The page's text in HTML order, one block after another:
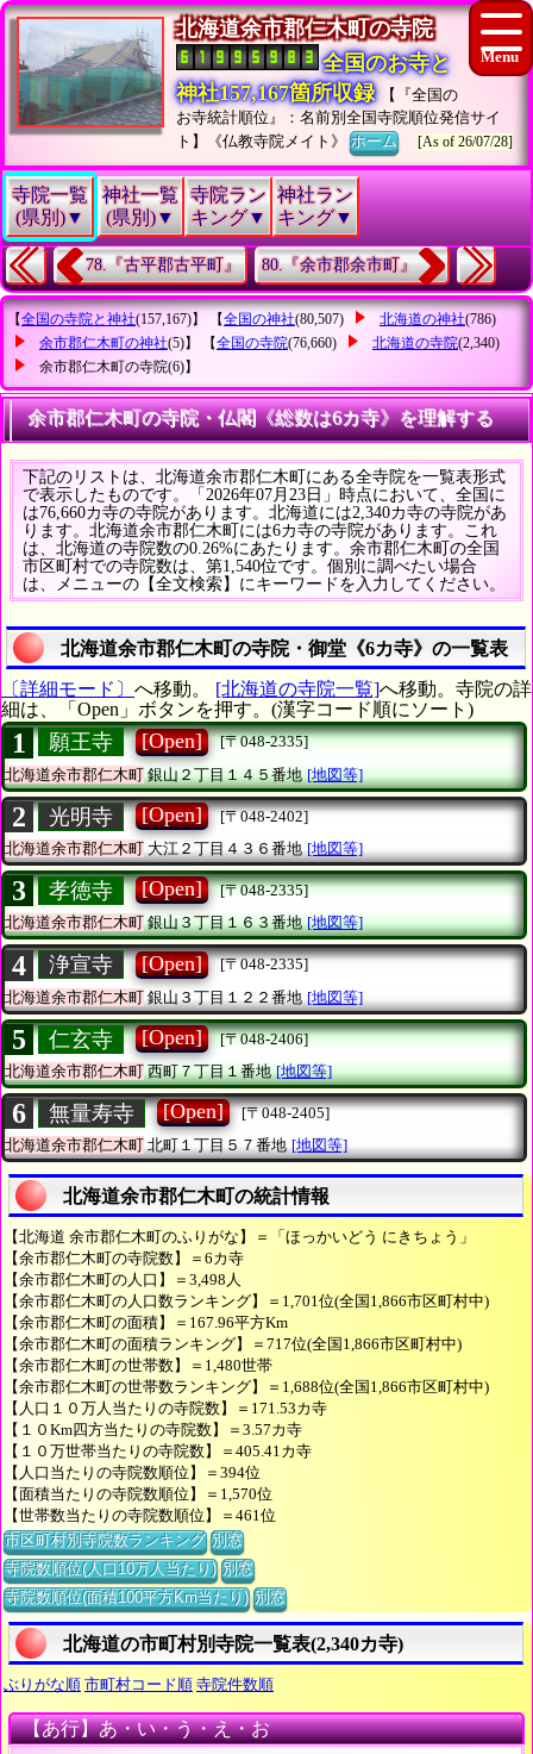
北海道余市郡仁木町の寺院
全国のお寺と
神社157,167箇所収録
【『全国の
お寺統計順位』：名前別全国寺院順位発信サイ
ト】《仏教寺院メイト》ホーム [As of 26/07/28]
寺院一覧
(県別)▼
神社一覧
(県別)▼
寺院ラン
キング▼
神社ラン
キング▼
78.『古平郡古平町』 80.『余市郡余市町』
【全国の寺院と神社(157,167)】 【全国の神社(80,507) 北海道の神社(786)
余市郡仁木町の神社(5)】 【全国の寺院(76,660) 北海道の寺院(2,340)
余市郡仁木町の寺院(6)】
余市郡仁木町の寺院・仏閣《総数は6カ寺》を理解する
下記のリストは、北海道余市郡仁木町にある全寺院を一覧表形式
で表示したものです。「2026年07月23日」時点において、全国に
は76,660カ寺の寺院があります。北海道には2,340カ寺の寺院があ
ります。北海道余市郡仁木町には6カ寺の寺院があります。これ
は、北海道の寺院数の0.26%にあたります。余市郡仁木町の全国
市区町村での寺院数は、第1,540位です。個別に調べたい場合
は、メニューの【全文検索】にキーワードを入力してください。
北海道余市郡仁木町の寺院・御堂《6カ寺》の一覧表
〔詳細モード〕 へ移動。 [北海道の寺院一覧]へ移動。寺院の詳
細は、「Open」ボタンを押す。(漢字コード順にソート)
1 願王寺 [Open]
[〒048-2335]
北海道余市郡仁木町銀山２丁目１４５番地 [地図等]
2 光明寺 [Open]
[〒048-2402]
北海道余市郡仁木町大江２丁目４３６番地 [地図等]
3 孝徳寺 [Open]
[〒048-2335]
北海道余市郡仁木町銀山３丁目１６３番地 [地図等]
4 浄宣寺 [Open]
[〒048-2335]
北海道余市郡仁木町 銀山３丁目１２２番地 [地図等]
5 仁玄寺 [Open]
[〒048-2406]
北海道余市郡仁木町西町７丁目１番地 [地図等]
6 無量寿寺 [Open]
[〒048-2405]
北海道余市郡仁木町北町１丁目５７番地 [地図等]
北海道余市郡仁木町の統計情報
【北海道 余市郡仁木町のふりがな】＝「ほっかいどう にきちょう」
【余市郡仁木町の寺院数】＝6カ寺
【余市郡仁木町の人口】＝3,498人
【余市郡仁木町の人口数ランキング】＝1,701位(全国1,866市区町村中)
【余市郡仁木町の面積】＝167.96平方Km
【余市郡仁木町の面積ランキング】＝717位(全国1,866市区町村中)
【余市郡仁木町の世帯数】＝1,480世帯
【余市郡仁木町の世帯数ランキング】＝1,688位(全国1,866市区町村中)
【人口１０万人当たりの寺院数】＝171.53カ寺
【１０Km四方当たりの寺院数】＝3.57カ寺
【１０万世帯当たりの寺院数】＝405.41カ寺
【人口当たりの寺院数順位】＝394位
【面積当たりの寺院数順位】＝1,570位
【世帯数当たりの寺院数順位】＝461位
市区町村別寺院数ランキング 別窓
寺院数順位(人口10万人当たり) 別窓
寺院数順位(面積100平方Km当たり) 別窓
北海道の市町村別寺院一覧表(2,340カ寺)
ぶりがな順 市町村コード順 寺院件数順
【あ行】あ・い・う・え・お